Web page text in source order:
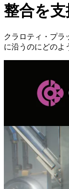
整合を支
クラロティ・プラ
に沿うのにどのよ